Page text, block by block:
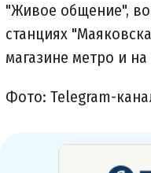
"Живое общение", во
станциях
магазине метро и
Фото: Telegram-